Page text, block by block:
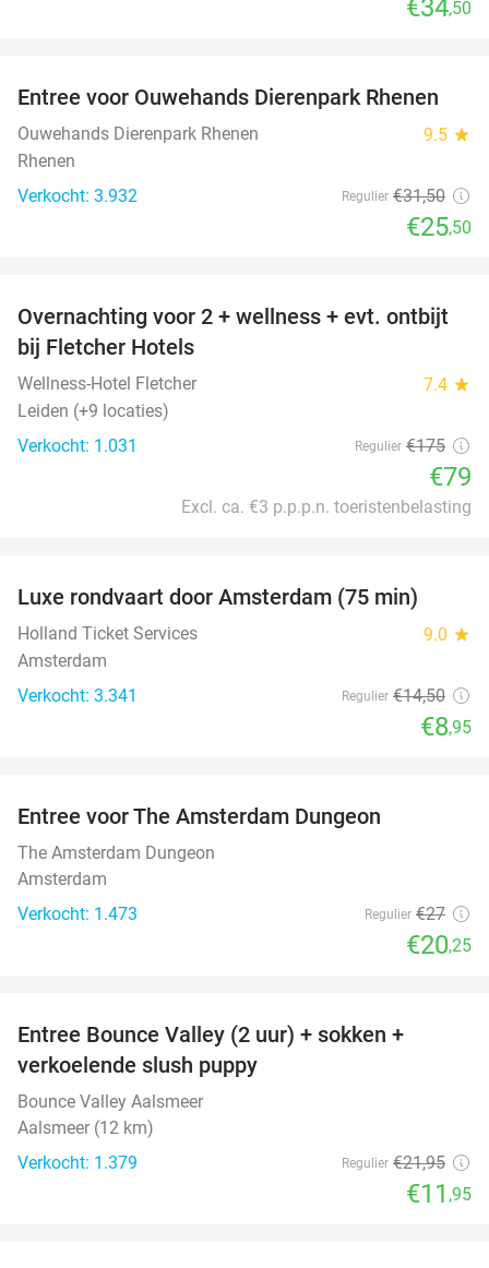
€34,50
19%
Entree voor Ouwehands Dierenpark Rhenen
Ouwehands Dierenpark Rhenen 9.5 star
Rhenen
Verkocht: 3.932
Regulier €31,50
€25,50
55%
Overnachting voor 2 + wellness + evt. ontbijt
bij Fletcher Hotels
Wellness-Hotel Fletcher 7.4 star
Leiden (+9 locaties)
Verkocht: 1.031
Regulier €175
€79
Excl. ca. €3 p.p.p.n. toeristenbelasting
Luxe rondvaart door Amsterdam (75 min)
Holland Ticket Services 9.0 star
Amsterdam
Verkocht: 3.341
Regulier €14,50
€8,95
Entree voor The Amsterdam Dungeon
The Amsterdam Dungeon
Amsterdam
Verkocht: 1.473
Regulier €27
€20,25
Entree Bounce Valley (2 uur) + sokken +
verkoelende slush puppy
Bounce Valley Aalsmeer
Aalsmeer (12 km)
Verkocht: 1.379
Regulier €21,95
€11 ,95